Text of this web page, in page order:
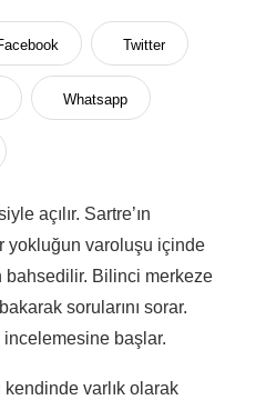
Twitter
Whatsapp
açılır. Sartre’ın
yokluğun varoluşu içinde
bahsedilir. Bilinci merkeze
sorularını sorar.
başlar.
kendinde varlık olarak